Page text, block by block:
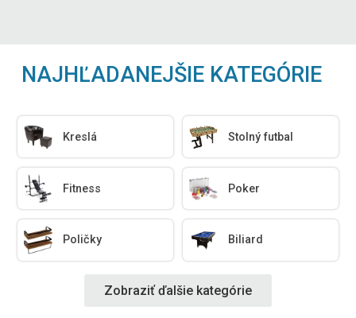
NAJHĽADANEJŠIE KATEGÓRIE
Kreslá Stolný futbal
Fitness Poker
Poličky Biliard
Zobraziť ďalšie kategórie